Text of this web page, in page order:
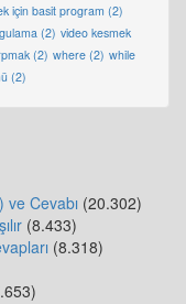
için basit program (2)
(2) video kesmek
(2) where (2) while
(2)
Cevabı (20.302)
(8.433)
(8.318)